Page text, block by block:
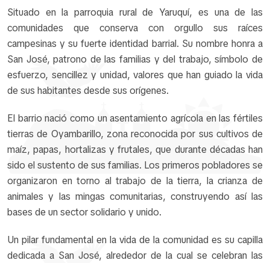
Situado en la parroquia rural de Yaruquí, es una de las
comunidades que conserva con orgullo sus raíces
campesinas y su fuerte identidad barrial. Su nombre honra a
San José, patrono de las familias y del trabajo, símbolo de
esfuerzo, sencillez y unidad, valores que han guiado la vida
de sus habitantes desde sus orígenes.
El barrio nació como un asentamiento agrícola en las fértiles
tierras de Oyambarillo, zona reconocida por sus cultivos de
maíz, papas, hortalizas y frutales, que durante décadas han
sido el sustento de sus familias. Los primeros pobladores se
organizaron en torno al trabajo de la tierra, la crianza de
animales y las mingas comunitarias, construyendo así las
bases de un sector solidario y unido.
Un pilar fundamental en la vida de la comunidad es su capilla
dedicada a San José, alrededor de la cual se celebran las